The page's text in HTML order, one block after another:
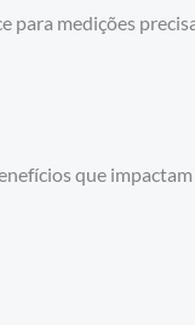
medições
que